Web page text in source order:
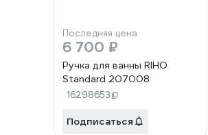
Последняя цена
6 700 ₽
Ручка для ванны RIHO
Standard 207008
16298653
Подписаться